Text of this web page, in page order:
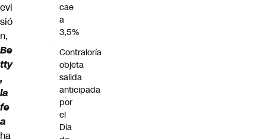
evi
sió
n,
Be
tty
,
la
fe
a
ha
cae
a
3,5%
Contraloría
objeta
salida
anticipada
por
el
Día